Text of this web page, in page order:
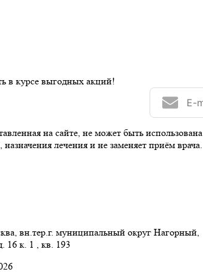
в курсе выгодных акций!
на сайте, не может быть использована
назначения лечения и не заменяет приём врача.
вн.тер.г. муниципальный округ Нагорный,
16 к. 1 , кв. 193